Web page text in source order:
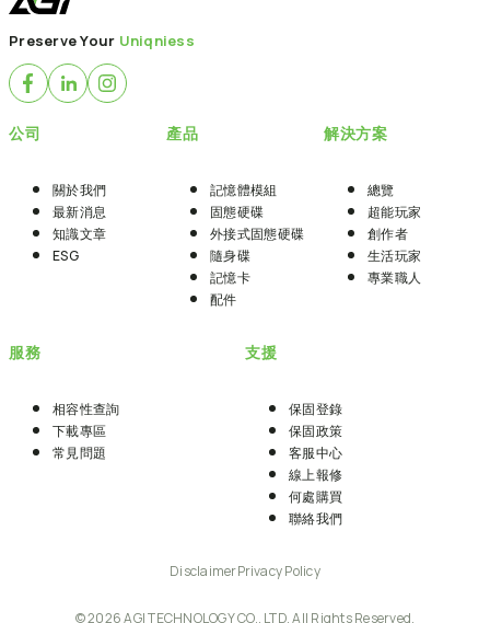
Preserve Your Uniqniess
公司
關於我們
最新消息
知識文章
ESG
產品
記憶體模組
固態硬碟
外接式固態硬碟
隨身碟
記憶卡
配件
解決方案
總覽
超能玩家
創作者
生活玩家
專業職人
服務
相容性查詢
下載專區
常見問題
支援
保固登錄
保固政策
客服中心
線上報修
何處購買
聯絡我們
DisclaimerPrivacy Policy
© 2026 AGI TECHNOLOGY CO., LTD. All Rights Reserved.